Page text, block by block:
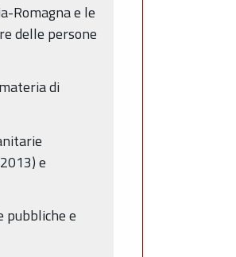
Romagna e le
delle persone
di
e
pubbliche e